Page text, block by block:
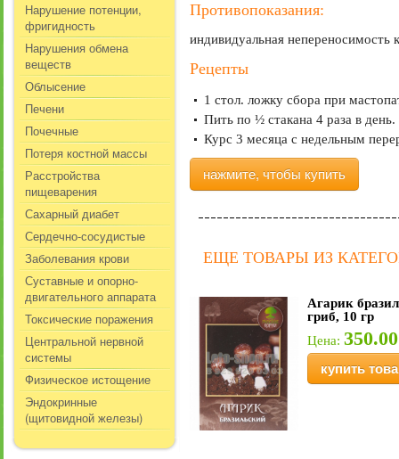
Нарушение потенции,
фригидность
Нарушения обмена
веществ
Облысение
Печени
Почечные
Потеря костной массы
Расстройства
пищеварения
Сахарный диабет
Сердечно-сосудистые
Заболевания крови
Суставные и опорно-
двигательного аппарата
Токсические поражения
Центральной нервной
системы
Физическое истощение
Эндокринные
(щитовидной железы)
Противопоказания:
индивидуальная непереносимость
Рецепты
1 стол. ложку сбора при
Пить по ½ стакана 4 раза в день.
Курс 3 месяца с недельным
нажмите, чтобы купить
ЕЩЕ ТОВАРЫ ИЗ
Агарик
гриб, 10 гр
Цена:
купить